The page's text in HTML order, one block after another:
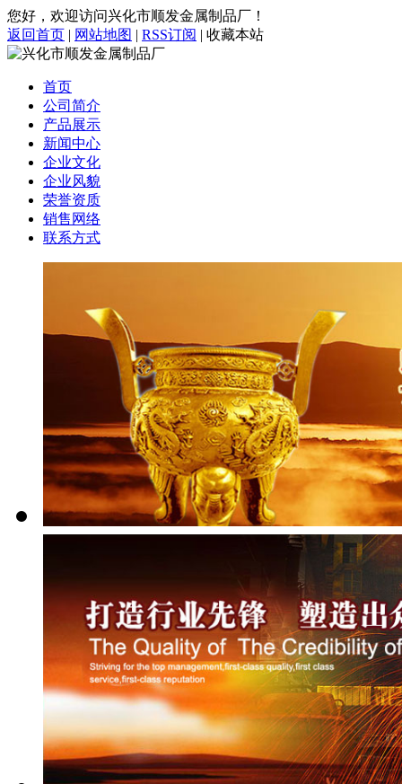
您好，欢迎访问兴化市顺发金属制品厂！
返回首页 | 网站地图 | RSS订阅 | 收藏本站
首页
公司简介
产品展示
新闻中心
企业文化
企业风貌
荣誉资质
销售网络
联系方式